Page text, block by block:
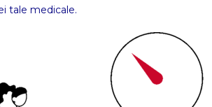
tale medicale.